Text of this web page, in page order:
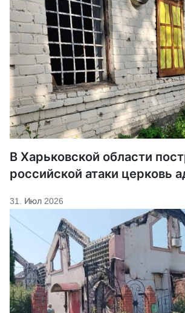
В Харьковской области
российской атаки церковь
31. Июл 2026